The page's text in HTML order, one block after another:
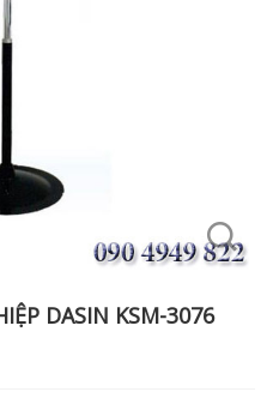
DASIN KSM-3076